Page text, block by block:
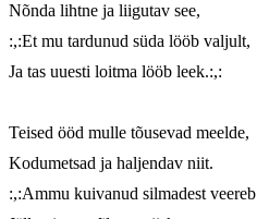
Nõnda lihtne ja liigutav see,
:,:Et mu tardunud süda lööb valjult,
Ja tas uuesti loitma lööb leek.:,:
Teised ööd mulle tõusevad meelde,
Kodumetsad ja haljendav niit.
:,:Ammu kuivanud silmadest veereb